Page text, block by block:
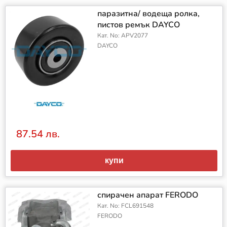
паразитна/ водеща ролка,
пистов ремък DAYCO
Кат. No: APV2077
DAYCO
87.54 лв.
купи
спирачен апарат FERODO
Кат. No: FCL691548
FERODO